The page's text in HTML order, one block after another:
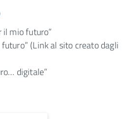
il mio futuro”
(Link al sito creato dagli
digitale”